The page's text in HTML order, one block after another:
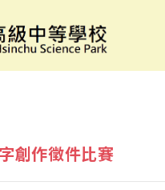
學生文字創作徵件比賽
創作徵件比賽